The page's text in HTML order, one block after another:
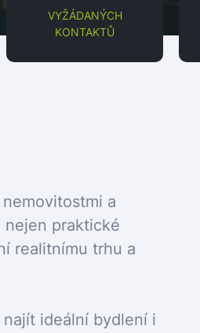
VYŽÁDANÝCH
KONTAKTŮ
a
nejen praktické
realitnímu trhu a
ideální bydlení i